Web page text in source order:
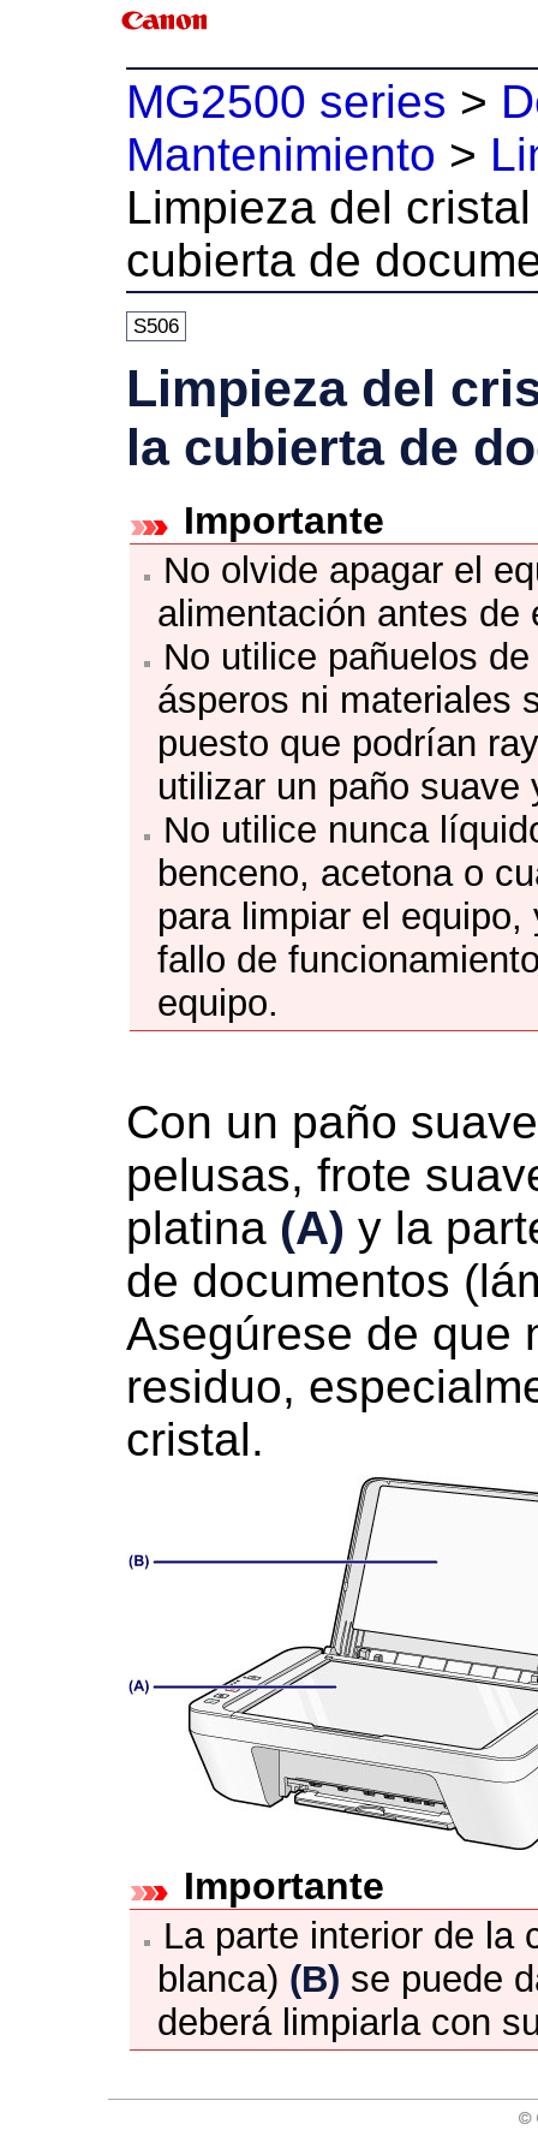
MG2500 series >
Mantenimiento >
Limpieza del
cubierta de
S506
Limpieza del
la cubierta de
Importante
No olvide apagar el
alimentación antes de
No utilice pañuelos
ásperos ni materiales
puesto que podrían
utilizar un paño suave
No utilice nunca
benceno, acetona o
para limpiar el equipo,
fallo de
equipo.
Con un paño
pelusas, frote
platina (A) y la
de documentos
Asegúrese de que
residuo,
cristal.
Importante
La parte interior de la
blanca) (B) se puede
deberá limpiarla con